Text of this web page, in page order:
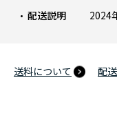
配送説明
2024
送料について 配